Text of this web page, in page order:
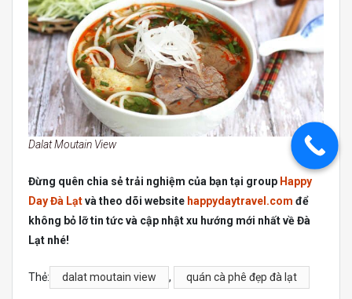
Dalat Moutain View
Đừng quên chia sẻ trải nghiệm của bạn tại group Happy
Day Đà Lạtvà theo dõi website happydaytravel.com để
không bỏ lỡ tin tức và cập nhật xu hướng mới nhất về Đà
Lạt nhé!
Thẻ: dalat moutain view , quán cà phê đẹp đà lạt